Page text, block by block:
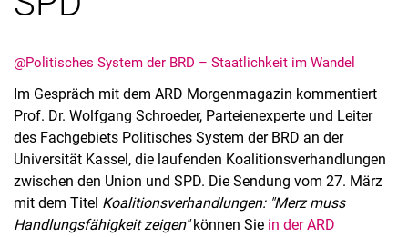
Alle Meldungen
Alle Termine
@Politisches System der BRD – Staatlichkeit im Wandel
Im Gespräch mit dem ARD Morgenmagazin kommentiert
Prof. Dr. Wolfgang Schroeder, Parteienexperte und Leiter
des Fachgebiets Politisches System der BRD an der
Universität Kassel, die laufenden Koalitionsverhandlungen
zwischen den Union und SPD. Die Sendung vom 27. März
mit dem Titel Koalitionsverhandlungen: "Merz muss
Handlungsfähigkeit zeigen"können Sie in der ARD